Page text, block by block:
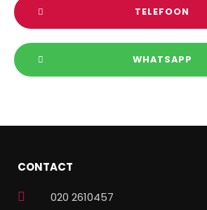
TELEFOON
WHATSAPP
CONTACT
020 2610457